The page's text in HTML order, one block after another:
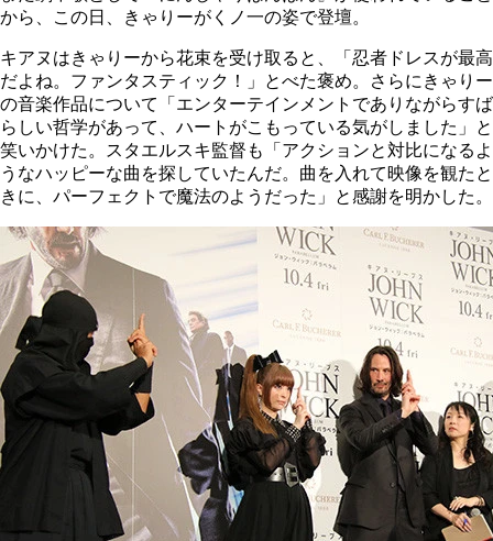
から、この日、きゃりーがくノ一の姿で登壇。
キアヌはきゃりーから花束を受け取ると、「忍者ドレスが最高
だよね。ファンタスティック！」とべた褒め。さらにきゃりー
の音楽作品について「エンターテインメントでありながらすば
らしい哲学があって、ハートがこもっている気がしました」と
笑いかけた。スタエルスキ監督も「アクションと対比になるよ
うなハッピーな曲を探していたんだ。曲を入れて映像を観たと
きに、パーフェクトで魔法のようだった」と感謝を明かした。